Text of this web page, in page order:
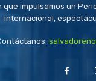
que impulsamos un
internacional,